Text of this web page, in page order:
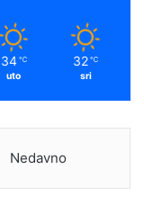
34 ℃
uto
32 ℃
sri
Nedavno